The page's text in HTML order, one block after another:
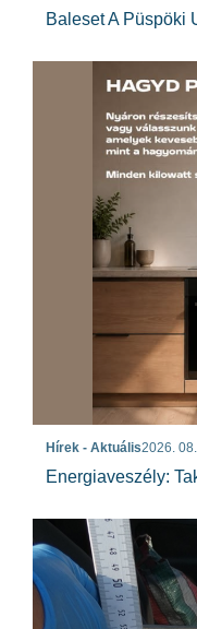
Baleset A Püspöki
Hírek - Aktuális2026.
Energiaveszély: